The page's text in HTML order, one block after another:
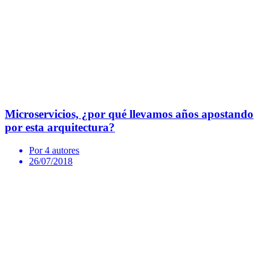
Microservicios, ¿por qué llevamos años apostando
por esta arquitectura?
Por 4 autores
26/07/2018